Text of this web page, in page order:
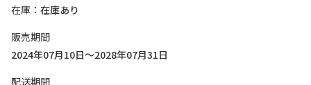
在庫
在庫あり
販売期間
2024年07月10日～2028年07月31日
配送期間